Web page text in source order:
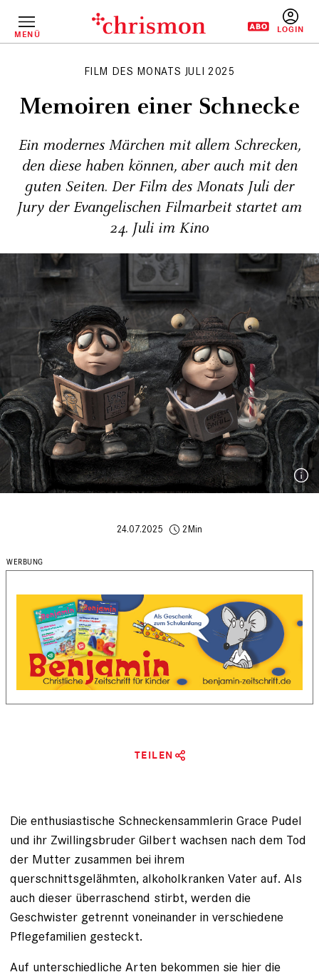
InhaltMENÜ
FILM DES MONATS JULI 2025
Memoiren einer Schnecke
Ein modernes Märchen mit allem Schrecken,
den diese haben können, aber auch mit den
guten Seiten. Der Film des Monats Juli der
Jury der Evangelischen Filmarbeit startet am
24. Juli im Kino
24.07.2025 2Min
TEILEN
Die enthusiastische Schneckensammlerin Grace Pudel
und ihr Zwillingsbruder Gilbert wachsen nach dem Tod
der Mutter zusammen bei ihrem
querschnittsgelähmten, alkoholkranken Vater auf. Als
auch dieser überraschend stirbt, werden die
Geschwister getrennt voneinander in verschiedene
Pflegefamilien gesteckt.
Auf unterschiedliche Arten bekommen sie hier die